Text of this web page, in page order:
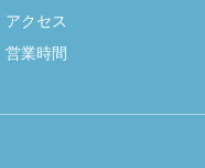
アクセス
営業時間